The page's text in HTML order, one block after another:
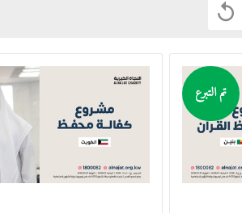

تم التبرع